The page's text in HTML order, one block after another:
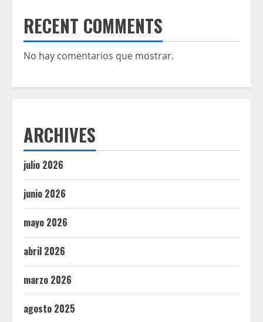
RECENT COMMENTS
No hay comentarios que mostrar.
ARCHIVES
julio 2026
junio 2026
mayo 2026
abril 2026
marzo 2026
agosto 2025